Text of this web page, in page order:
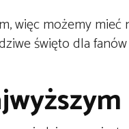
więc możemy
święto dla